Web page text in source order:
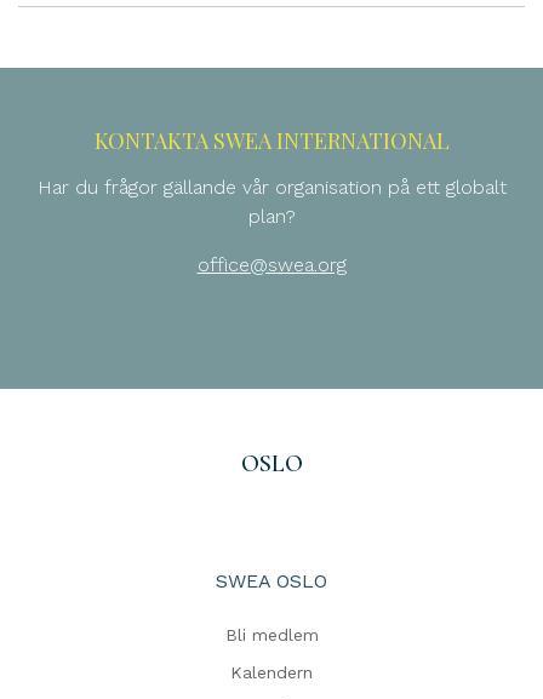
KONTAKTA SWEA INTERNATIONAL
Har du frågor gällande vår organisation på ett globalt
plan?
office@swea.org
OSLO
SWEA OSLO
Bli medlem
Kalendern